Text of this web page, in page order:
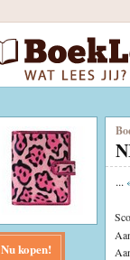
Nu kopen!
...